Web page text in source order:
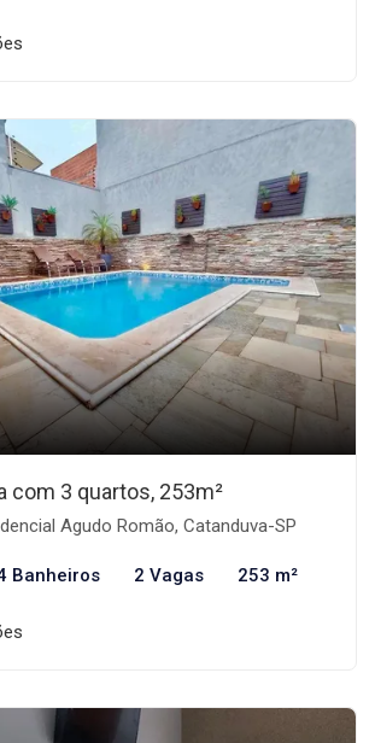
com 3 quartos, 253m²
Agudo Romão, Catanduva-SP
Banheiros 2 Vagas 253 m²